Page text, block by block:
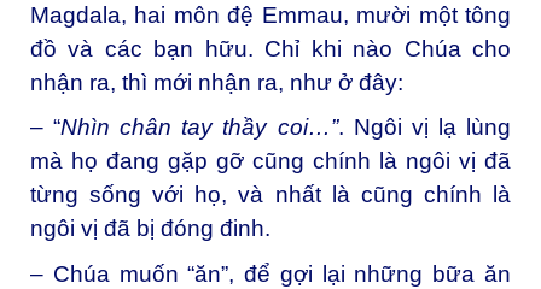
Magdala, hai môn đệ Emmau, mười một tông
đồ và các bạn hữu. Chỉ khi nào Chúa cho
nhận ra, thì mới nhận ra, như ở đây:
– “Nhìn chân tay thầy coi…”. Ngôi vị lạ lùng
mà họ đang gặp gỡ cũng chính là ngôi vị đã
từng sống với họ, và nhất là cũng chính là
ngôi vị đã bị đóng đinh.
– Chúa muốn “ăn”, để gợi lại những bữa ăn